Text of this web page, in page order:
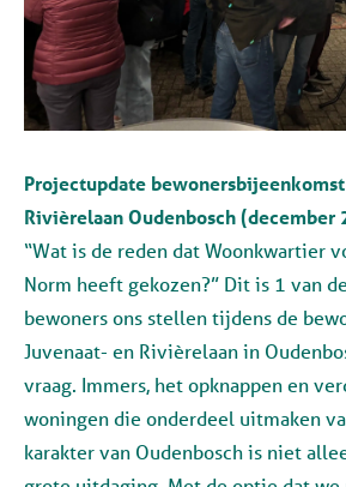
Projectupdate
Rivièrelaan Oudenbosch (december
“Wat is de reden dat Woonkwartier
Norm heeft gekozen?” Dit is 1 van
bewoners ons stellen tijdens de
Juvenaat- en Rivièrelaan in
vraag. Immers, het opknappen en
woningen die onderdeel uitmaken
karakter van Oudenbosch is niet